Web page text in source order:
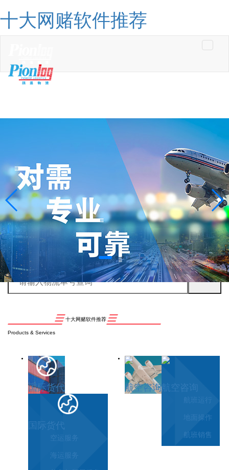
十大网赌软件推荐
十大网赌软件推荐
Products & Services
国际货代
国际货代
空运服务
海运服务
航空咨询航空咨询
航班运行
地面操作
航班销售